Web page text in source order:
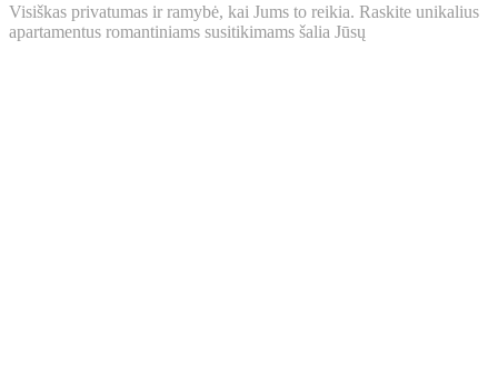
Visiškas privatumas ir ramybė, kai Jums to reikia. Raskite unikalius
apartamentus romantiniams susitikimams šalia Jūsų